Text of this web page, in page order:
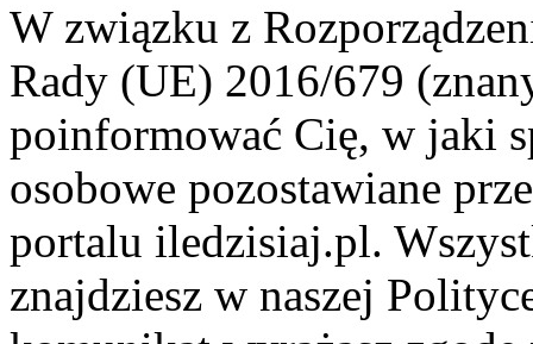
W związku z
Rady (UE) 2016/679
poinformować Cię, w jaki
osobowe pozostawiane
portalu iledzisiaj.pl.
znajdziesz w naszej